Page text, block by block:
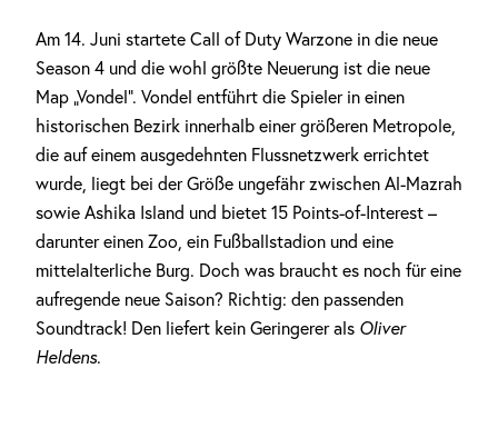
Am 14. Juni startete Call of Duty Warzone in die neue
Season 4 und die wohl größte Neuerung ist die neue
Map „Vondel“. Vondel entführt die Spieler in einen
historischen Bezirk innerhalb einer größeren Metropole,
die auf einem ausgedehnten Flussnetzwerk errichtet
wurde, liegt bei der Größe ungefähr zwischen Al-Mazrah
sowie Ashika Island und bietet 15 Points-of-Interest –
darunter einen Zoo, ein Fußballstadion und eine
mittelalterliche Burg. Doch was braucht es noch für eine
aufregende neue Saison? Richtig: den passenden
Soundtrack! Den liefert kein Geringerer als Oliver
Heldens.